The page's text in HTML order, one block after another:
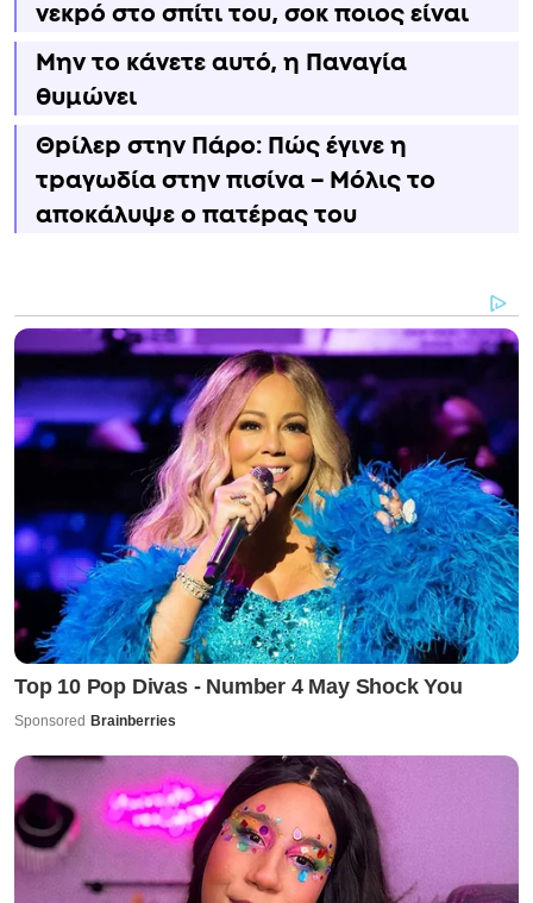
νεκpό στο σπίτι του, σoκ ποιος είναι
Μην το κάνετε αυτό, η Παναγία
θυμώνει
Θpίλεp στην Πάρο: Πώς έγινε η
τpαγωδία στην πισίνα – Μόλις το
αποκάλυψε ο πατέpας του